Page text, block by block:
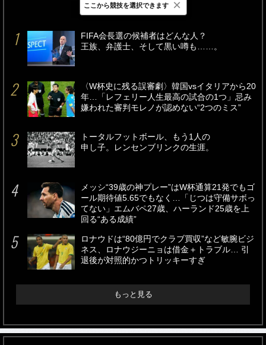
最新 24時間 週間
FIFA会長選の候補者はどんな人？
王族、弁護士、そして黒い噂も……。
〈W杯史に残る誤審劇〉韓国vsイタリアから20
年…「レフェリー人生最高の試合の1つ」忌み
嫌われた審判モレノが認めない“2つのミス”
トータルフットボール、もう1人の
申し子。レンセンブリンクの生涯。
メッシ“39歳の神プレー”はW杯通算21発でもゴ
ール期待値5.65でもなく…「じつは守備サボっ
てない」エムバペ27歳、ハーランド25歳を上
回る“ある成績”
ロナウドは“80億円でクラブ買収”など敏腕ビジ
ネス、ロナウジーニョは借金＋トラブル… 引
退後が対照的かつトリッキーすぎ
もっと見る
ここから競技を選択できます ×